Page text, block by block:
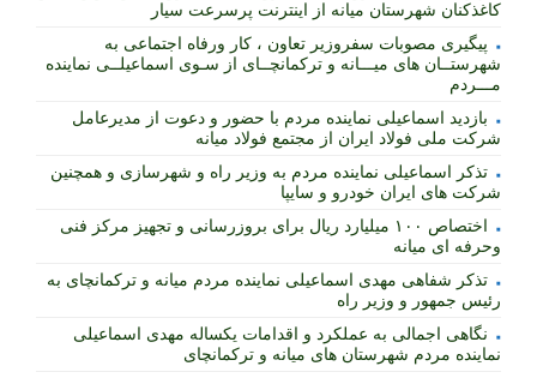
کاغذکنان شهرستان میانه از اینترنت پرسرعت سیار
پیگیری مصوبات سفروزیر تعاون ، کار ورفاه اجتماعی به
شهرستــان های میـــانه و ترکمانچــای از سـوی اسماعیلــی نماینده
مـــردم
بازدید اسماعیلی نماینده مردم با حضور و دعوت از مدیرعامل
شرکت ملی فولاد ایران از مجتمع فولاد میانه
تذکر اسماعیلی نماینده مردم به وزیر راه و شهرسازی و همچنین
شرکت های ایران خودرو و سایپا
اختصاص ۱۰۰ میلیارد ریال برای بروزرسانی و تجهیز مرکز فنی
وحرفه ای میانه
تذکر شفاهی مهدی اسماعیلی نماینده مردم میانه و ترکمانچای به
رئیس جمهور و وزیر راه
نگاهی اجمالی به عملکرد و اقدامات یکساله مهدی اسماعیلی
نماینده مردم شهرستان های میانه و ترکمانچای